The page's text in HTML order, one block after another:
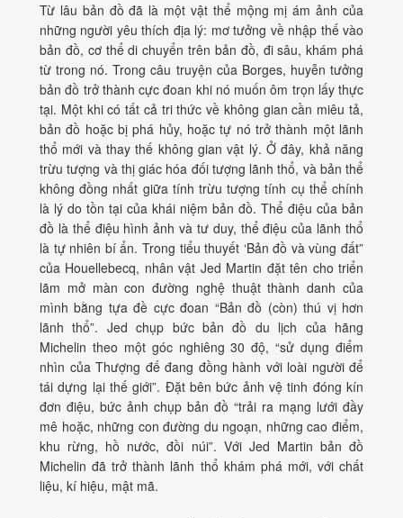
Từ lâu bản đồ đã là một vật thể mộng mị ám ảnh của
những người yêu thích địa lý: mơ tưởng về nhập thế vào
bản đồ, cơ thể di chuyển trên bản đồ, đi sâu, khám phá
từ trong nó. Trong câu truyện của Borges, huyễn tưởng
bản đồ trở thành cực đoan khi nó muốn ôm trọn lấy thực
tại. Một khi có tất cả tri thức về không gian cần miêu tả,
bản đồ hoặc bị phá hủy, hoặc tự nó trở thành một lãnh
thổ mới và thay thế không gian vật lý. Ở đây, khả năng
trừu tượng và thị giác hóa đối tượng lãnh thổ, và bản thể
không đồng nhất giữa tính trừu tượng tính cụ thể chính
là lý do tồn tại của khái niệm bản đồ. Thể điệu của bản
đồ là thể điệu hình ảnh và tư duy, thể điệu của lãnh thổ
là tự nhiên bí ẩn. Trong tiểu thuyết ‘Bản đồ và vùng đất”
của Houellebecq, nhân vật Jed Martin đặt tên cho triển
lãm mở màn con đường nghệ thuật thành danh của
mình bằng tựa đề cực đoan “Bản đồ (còn) thú vị hơn
lãnh thổ”. Jed chụp bức bản đồ du lịch của hãng
Michelin theo một góc nghiêng 30 độ, “sử dụng điểm
nhìn của Thượng đế đang đồng hành với loài người để
tái dựng lại thế giới”. Đặt bên bức ảnh vệ tinh đóng kín
đơn điệu, bức ảnh chụp bản đồ “trải ra mạng lưới đầy
mê hoặc, những con đường du ngoạn, những cao điểm,
khu rừng, hồ nước, đồi núi”. Với Jed Martin bản đồ
Michelin đã trở thành lãnh thổ khám phá mới, với chất
liệu, kí hiệu, mật mã.